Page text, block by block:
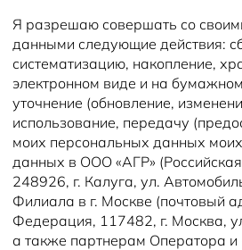
Я разрешаю совершать со
данными следующие действия:
систематизацию, накопление,
электронном виде и на
уточнение (обновление,
использование, передачу
моих персональных данных
данных в ООО «АГР»
248926, г. Калуга, ул.
Филиала в г. Москве (почтовый
Федерация, 117482, г. Москва,
а также партнерам Оператора